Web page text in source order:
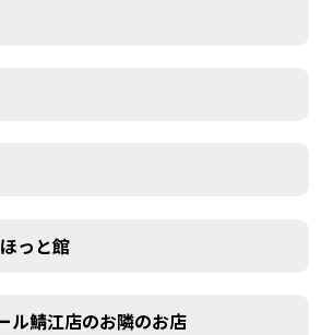
っと館
ル鯖江店のお隣のお店